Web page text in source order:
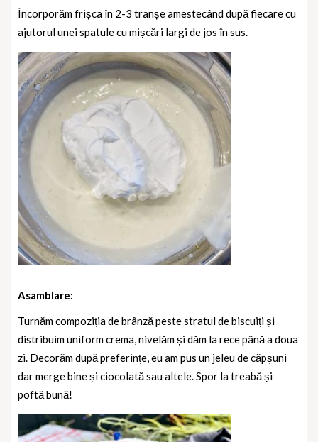
Încorporăm frișca în 2-3 tranșe amestecând după fiecare cu
ajutorul unei spatule cu mișcări largi de jos în sus.
Asamblare:
Turnăm compoziția de brânză peste stratul de biscuiți și
distribuim uniform crema, nivelăm și dăm la rece până a doua
zi. Decorăm după preferințe, eu am pus un jeleu de căpșuni
dar merge bine și ciocolată sau altele. Spor la treabă și
poftă bună!